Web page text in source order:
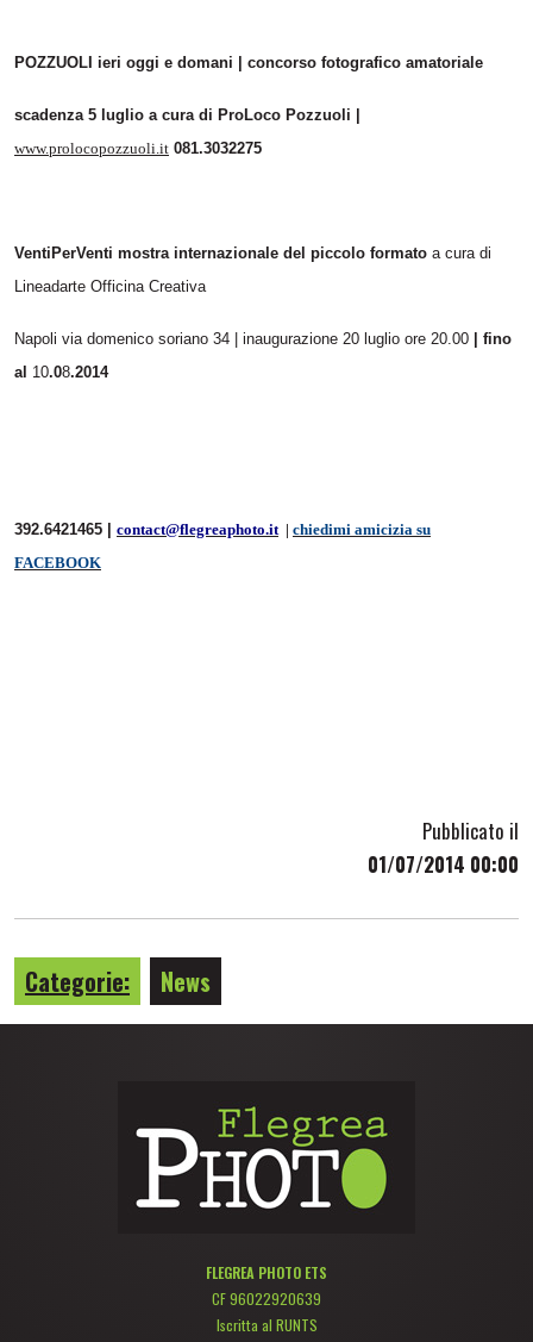
POZZUOLI ieri oggi e domani | concorso fotografico amatoriale
scadenza 5 luglio a cura di ProLoco Pozzuoli |
www.prolocopozzuoli.it 081.3032275
VentiPerVenti mostra internazionale del piccolo formato a cura di
Lineadarte Officina Creativa
Napoli via domenico soriano 34 | inaugurazione 20 luglio ore 20.00 | fino
al 10.08.2014
392.6421465 | contact@flegreaphoto.it| chiedimi amicizia su
FACEBOOK
Pubblicato il
01/07/2014 00:00
Categorie: News
FLEGREA PHOTO ETS
CF 96022920639
Iscritta al RUNTS